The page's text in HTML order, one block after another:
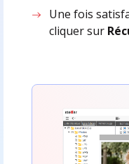
Une fois
cliquer sur